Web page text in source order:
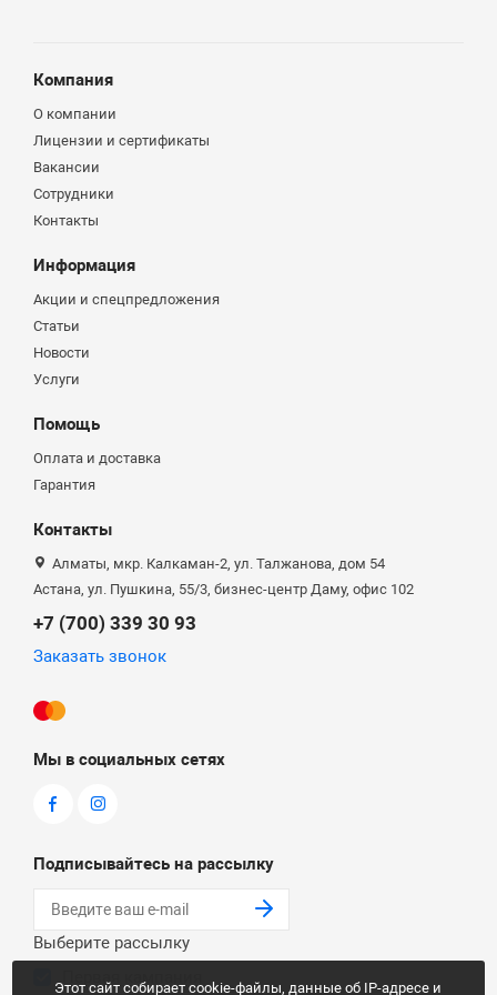
Компания
О компании
Лицензии и сертификаты
Вакансии
Сотрудники
Контакты
Информация
Акции и спецпредложения
Статьи
Новости
Услуги
Помощь
Оплата и доставка
Гарантия
Контакты
Алматы, мкр. Калкаман-2, ул. Талжанова, дом 54
Астана, ул. Пушкина, 55/3, бизнес-центр Даму, офис 102
+7 (700) 339 30 93
Заказать звонок
Мы в социальных сетях
Подписывайтесь на рассылку
Выберите рассылку
Первая кампания
Этот сайт собирает cookie-файлы, данные об IP-адресе и